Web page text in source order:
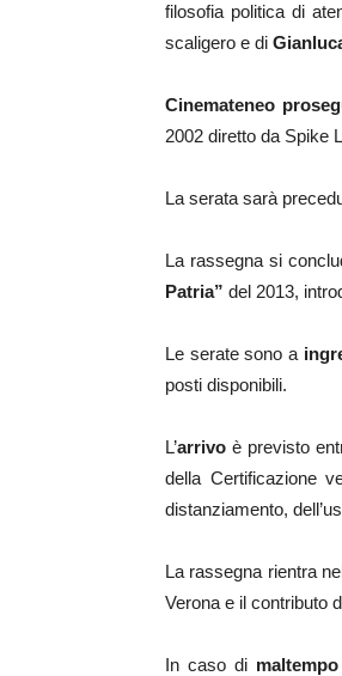
filosofia politica di
scaligero e di
Cinemateneo
2002 diretto da Spike
La serata sarà
La rassegna si
Patria” del 2013,
Le serate sono a
posti disponibili.
L’arrivo è previsto
della Certificazione
distanziamento,
La rassegna rientra
Verona e il contributo
In caso dimaltempo